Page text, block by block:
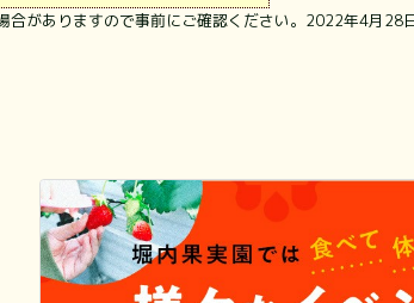
合がありますので事前にご確認ください。2022年4月28